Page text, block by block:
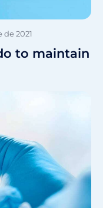
2021
to maintain